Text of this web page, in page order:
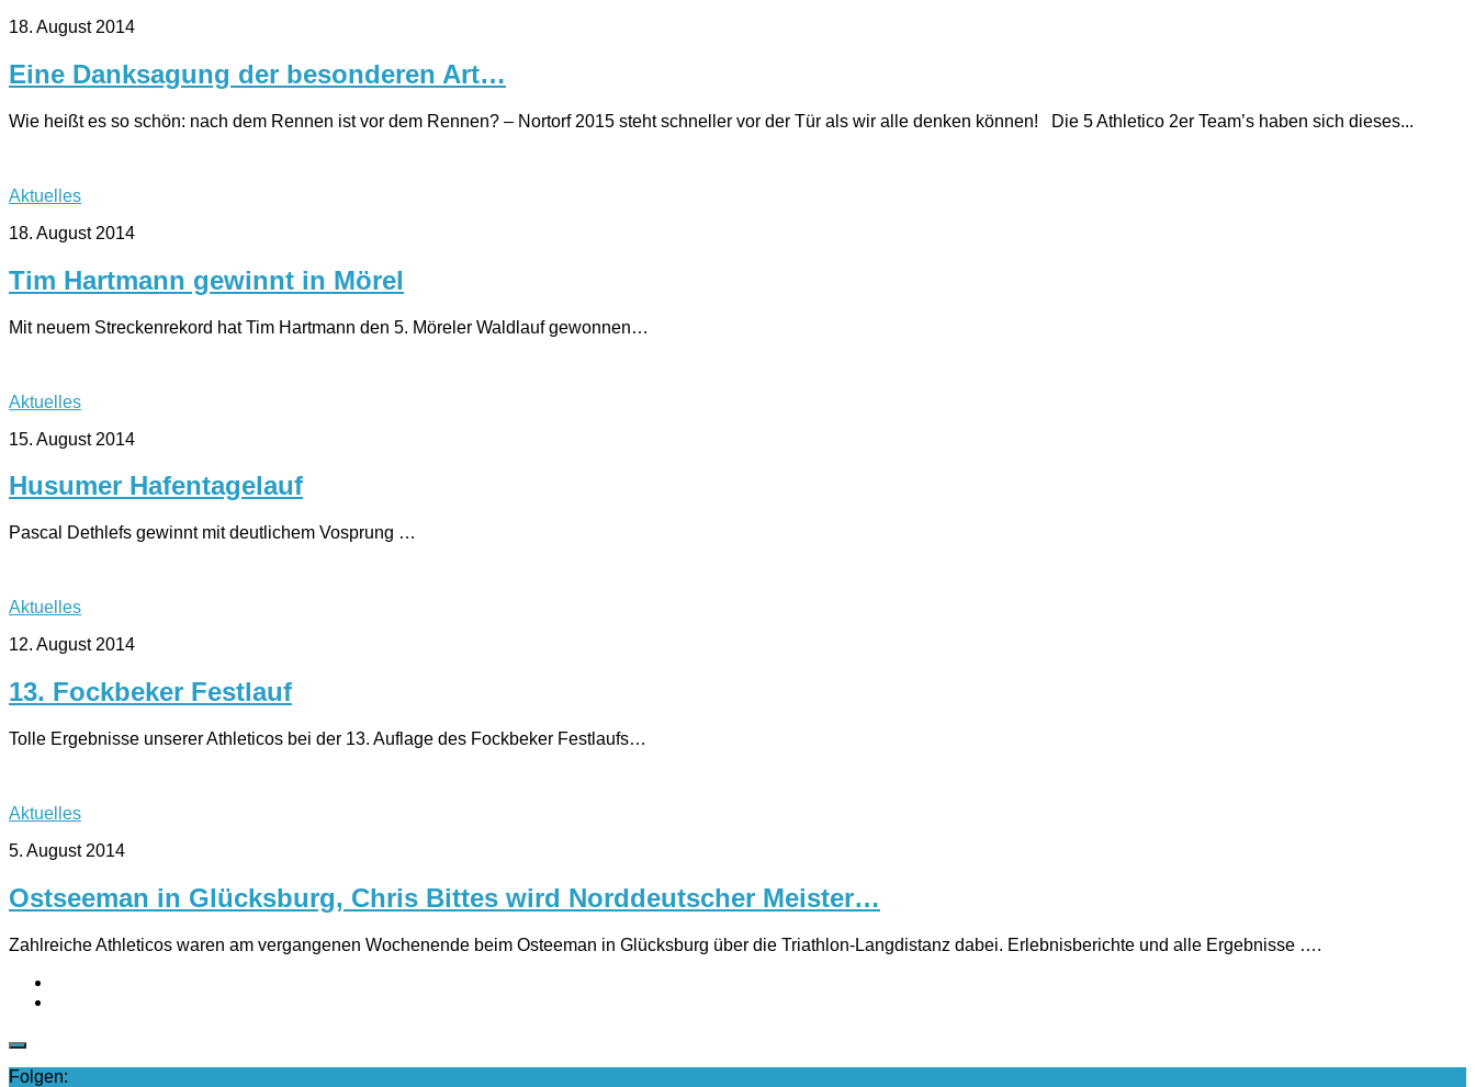
18. August 2014
Eine Danksagung der besonderen Art…
Wie heißt es so schön: nach dem Rennen ist vor dem Rennen? – Nortorf 2015 steht schneller vor der Tür als wir alle denken können! Die 5 Athletico 2er Team’s haben sich dieses...
Aktuelles
18. August 2014
Tim Hartmann gewinnt in Mörel
Mit neuem Streckenrekord hat Tim Hartmann den 5. Möreler Waldlauf gewonnen…
Aktuelles
15. August 2014
Husumer Hafentagelauf
Pascal Dethlefs gewinnt mit deutlichem Vosprung …
Aktuelles
12. August 2014
13. Fockbeker Festlauf
Tolle Ergebnisse unserer Athleticos bei der 13. Auflage des Fockbeker Festlaufs…
Aktuelles
5. August 2014
Ostseeman in Glücksburg, Chris Bittes wird Norddeutscher Meister…
Zahlreiche Athleticos waren am vergangenen Wochenende beim Osteeman in Glücksburg über die Triathlon-Langdistanz dabei. Erlebnisberichte und alle Ergebnisse ….
Folgen: